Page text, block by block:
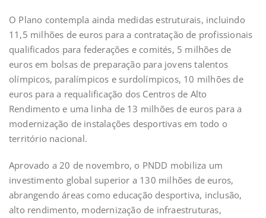
O Plano contempla ainda medidas estruturais, incluindo
11,5 milhões de euros para a contratação de profissionais
qualificados para federações e comités, 5 milhões de
euros em bolsas de preparação para jovens talentos
olímpicos, paralímpicos e surdolímpicos, 10 milhões de
euros para a requalificação dos Centros de Alto
Rendimento e uma linha de 13 milhões de euros para a
modernização de instalações desportivas em todo o
território nacional.
Aprovado a 20 de novembro, o PNDD mobiliza um
investimento global superior a 130 milhões de euros,
abrangendo áreas como educação desportiva, inclusão,
alto rendimento, modernização de infraestruturas,